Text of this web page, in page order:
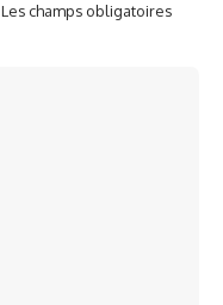
Les champs obligatoires